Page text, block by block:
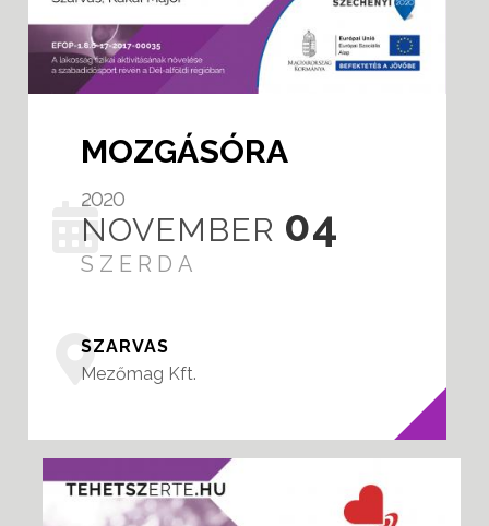
MOZGÁSÓRA
2020
NOVEMBER 04
SZERDA
SZARVAS
Mezőmag Kft.